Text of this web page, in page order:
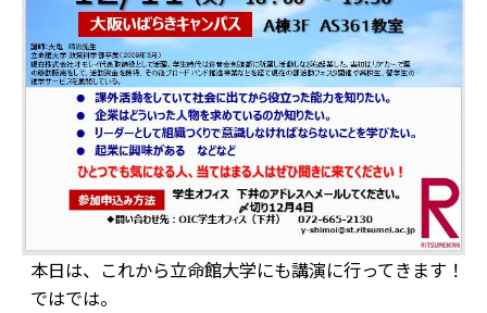
本日は、これから立命館大学にも講演に行ってきます！
ではでは。